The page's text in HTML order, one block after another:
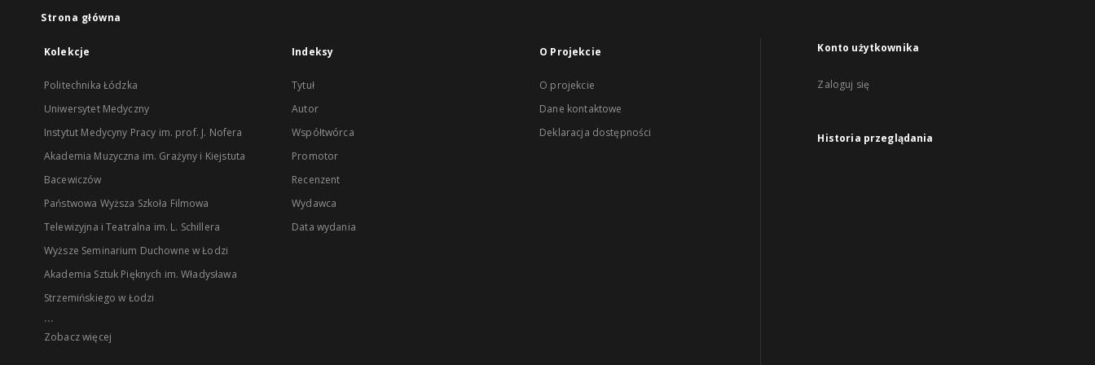
Strona główna
Kolekcje
Politechnika Łódzka
Uniwersytet Medyczny
Instytut Medycyny Pracy im. prof. J. Nofera
Akademia Muzyczna im. Grażyny i Kiejstuta
Bacewiczów
Państwowa Wyższa Szkoła Filmowa
Telewizyjna i Teatralna im. L. Schillera
Wyższe Seminarium Duchowne w Łodzi
Akademia Sztuk Pięknych im. Władysława
Strzemińskiego w Łodzi
...
Zobacz więcej
Indeksy
Tytuł
Autor
Współtwórca
Promotor
Recenzent
Wydawca
Data wydania
O Projekcie
O projekcie
Dane kontaktowe
Deklaracja dostępności
Konto użytkownika
Zaloguj się
Historia przeglądania